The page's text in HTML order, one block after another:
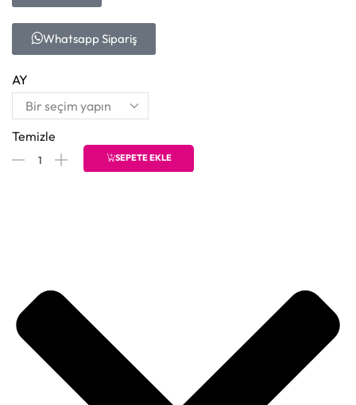
Whatsapp Sipariş
AY
Temizle
SEPETE EKLE